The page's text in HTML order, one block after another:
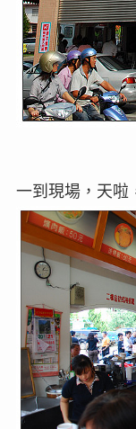
一到現場，天啦